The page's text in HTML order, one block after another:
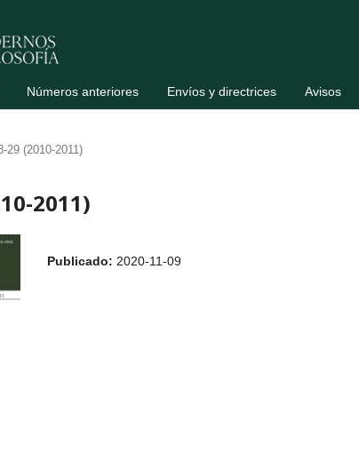
Números anteriores Envíos y directrices Avisos
29 (2010-2011)
2011)
Publicado: 2020-11-09